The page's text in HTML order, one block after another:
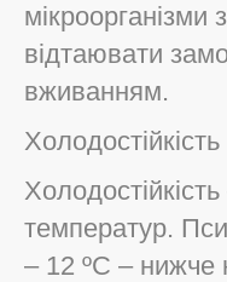
відтаювати
вживанням.
Холодостійкість
температур.
– 12 ºС – нижче